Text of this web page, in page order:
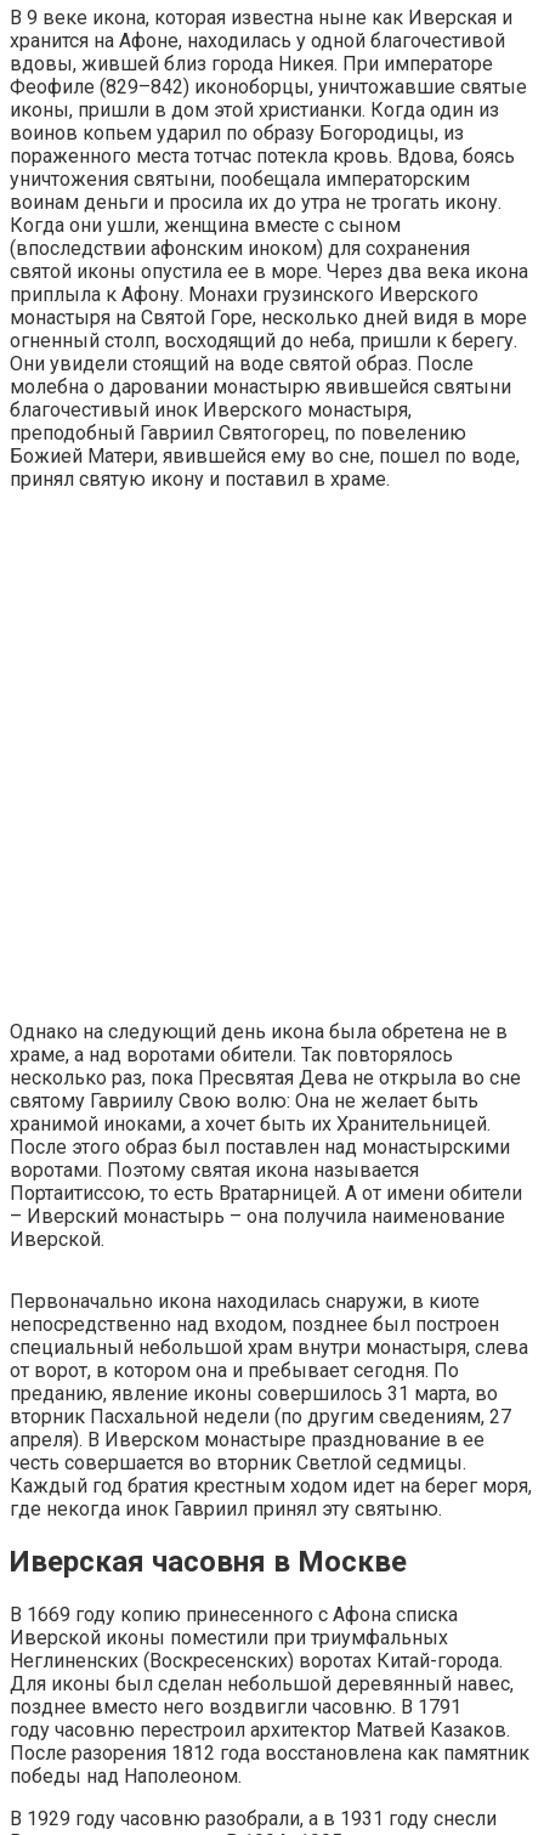
В 9 веке икона, которая известна ныне как Иверская и
хранится на Афоне, находилась у одной благочестивой
вдовы, жившей близ города Никея. При императоре
Феофиле (829–842) иконоборцы, уничтожавшие святые
иконы, пришли в дом этой христианки. Когда один из
воинов копьем ударил по образу Богородицы, из
пораженного места тотчас потекла кровь. Вдова, боясь
уничтожения святыни, пообещала императорским
воинам деньги и просила их до утра не трогать икону.
Когда они ушли, женщина вместе с сыном
(впоследствии афонским иноком) для сохранения
святой иконы опустила ее в море. Через два века икона
приплыла к Афону. Монахи грузинского Иверского
монастыря на Святой Горе, несколько дней видя в море
огненный столп, восходящий до неба, пришли к берегу.
Они увидели стоящий на воде святой образ. После
молебна о даровании монастырю явившейся святыни
благочестивый инок Иверского монастыря,
преподобный Гавриил Святогорец, по повелению
Божией Матери, явившейся ему во сне, пошел по воде,
принял святую икону и поставил в храме.
Однако на следующий день икона была обретена не в
храме, а над воротами обители. Так повторялось
несколько раз, пока Пресвятая Дева не открыла во сне
святому Гавриилу Свою волю: Она не желает быть
хранимой иноками, а хочет быть их Хранительницей.
После этого образ был поставлен над монастырскими
воротами. Поэтому святая икона называется
Портаитиссою, то есть Вратарницей. А от имени обители
– Иверский монастырь – она получила наименование
Иверской.
Первоначально икона находилась снаружи, в киоте
непосредственно над входом, позднее был построен
специальный небольшой храм внутри монастыря, слева
от ворот, в котором она и пребывает сегодня. По
преданию, явление иконы совершилось 31 марта, во
вторник Пасхальной недели (по другим сведениям, 27
апреля). В Иверском монастыре празднование в ее
честь совершается во вторник Светлой седмицы.
Каждый год братия крестным ходом идет на берег моря,
где некогда инок Гавриил принял эту святыню.
Иверская часовня в Москве
В 1669 году копию принесенного с Афона списка
Иверской иконы поместили при триумфальных
Неглиненских (Воскресенских) воротах Китай-города.
Для иконы был сделан небольшой деревянный навес,
позднее вместо него воздвигли часовню. В 1791
году часовню перестроил архитектор Матвей Казаков.
После разорения 1812 года восстановлена как памятник
победы над Наполеоном.
В 1929 году часовню разобрали, а в 1931 году снесли